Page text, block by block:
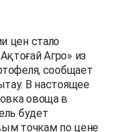
цен стало
Агро» из
сообщает
В настоящее
овоща в
будет
точкам по цене